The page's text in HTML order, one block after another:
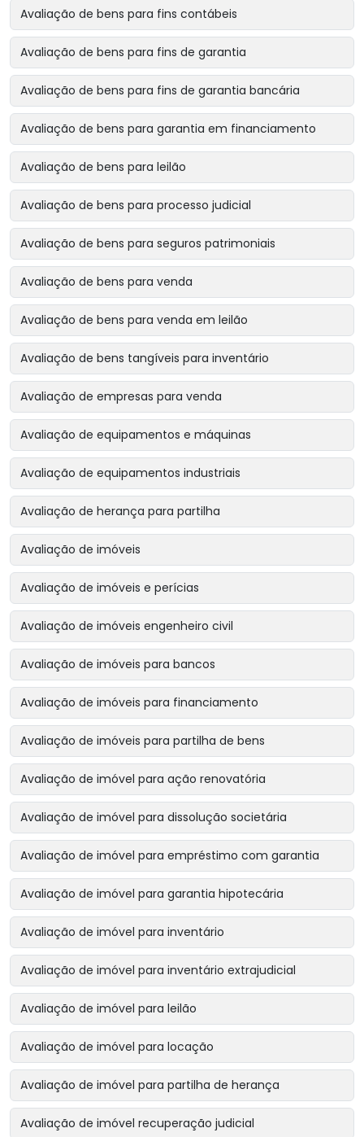
Avaliação de bens para fins contábeis
Avaliação de bens para fins de garantia
Avaliação de bens para fins de garantia bancária
Avaliação de bens para garantia em financiamento
Avaliação de bens para leilão
Avaliação de bens para processo judicial
Avaliação de bens para seguros patrimoniais
Avaliação de bens para venda
Avaliação de bens para venda em leilão
Avaliação de bens tangíveis para inventário
Avaliação de empresas para venda
Avaliação de equipamentos e máquinas
Avaliação de equipamentos industriais
Avaliação de herança para partilha
Avaliação de imóveis
Avaliação de imóveis e perícias
Avaliação de imóveis engenheiro civil
Avaliação de imóveis para bancos
Avaliação de imóveis para financiamento
Avaliação de imóveis para partilha de bens
Avaliação de imóvel para ação renovatória
Avaliação de imóvel para dissolução societária
Avaliação de imóvel para empréstimo com garantia
Avaliação de imóvel para garantia hipotecária
Avaliação de imóvel para inventário
Avaliação de imóvel para inventário extrajudicial
Avaliação de imóvel para leilão
Avaliação de imóvel para locação
Avaliação de imóvel para partilha de herança
Avaliação de imóvel recuperação judicial